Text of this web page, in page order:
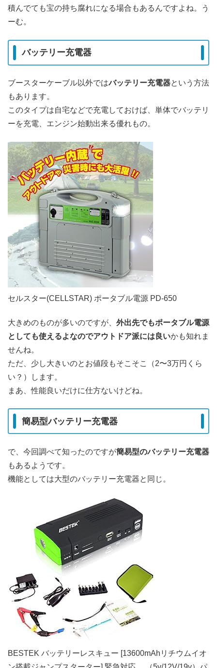
積んでても宝の持ち腐れになる場合もあるんですよね。う
ーむ。
バッテリー充電器
ブースターケーブル以外ではバッテリー充電器という方法
もあります。
このタイプは自宅などで充電しておけば、単体でバッテリ
ーを充電、エンジン始動出来る優れもの。
セルスター(CELLSTAR) ポータブル電源 PD-650
大きめのものが多いのですが、 外出先でもポータブル電源
としても使えるよなのでアウトドア派には良いかも知れま
せんね。
ただ、少し大きいのとお値段もそこそこ（2〜3万円くら
い？）します。
まあ、性能良いだけに仕方ないけどね。
簡易型バッテリー充電器
で、今回調べて知ったのですが簡易型のバッテリー充電器
もあるようです。
機能としては大型のバッテリー充電器と同じ。
BESTEK バッテリーレスキュー [13600mAhリチウムイオ